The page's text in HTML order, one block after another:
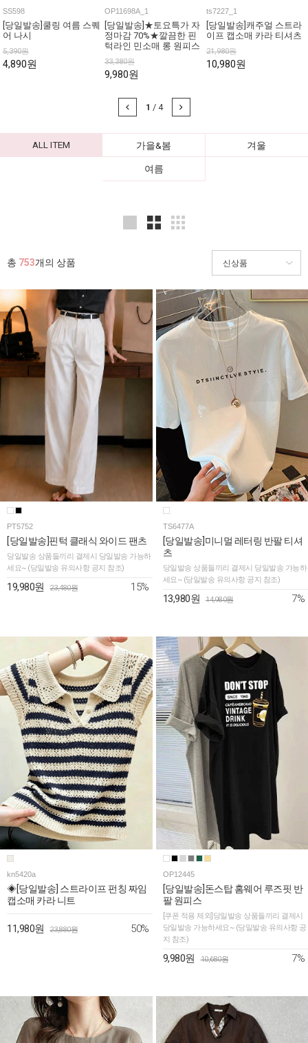
SS598
[당일발송]쿨링 여름 스퀘
어 나시
5,390원
4,890원
OP11698A_1
[당일발송]★토요특가 자
정마감 70%★깔끔한 핀
턱라인 민소매 롱 원피스
33,380원
9,980원
ts7227_1
[당일발송]캐주얼 스트라
이프 캡소매 카라 티셔츠
21,980원
10,980원
1 / 4
ALL ITEM 가을&봄 겨울
여름
총 753개의 상품
PT5752
[당일발송]핀턱 클래식 와이드 팬츠
당일발송 상품들끼리 결제시 당일발송 가능하
세요~ (당일발송 유의사항 공지 참조)
19,980원 23,480원 15%
TS6477A
[당일발송]미니멀 레터링 반팔 티셔
츠
당일발송 상품들끼리 결제시 당일발송 가능하
세요~ (당일발송 유의사항 공지 참조)
13,980원 14,980원 7%
kn5420a
◈[당일발송] 스트라이프 펀칭 짜임
캡소매 카라 니트
11,980원 23,880원 50%
OP12445
[당일발송]돈스탑 홈웨어 루즈핏 반
팔 원피스
[쿠폰 적용 제외]당일발송 상품들끼리 결제시
당일발송 가능하세요~ (당일발송 유의사항 공
지 참조)
9,980원 10,680원 7%